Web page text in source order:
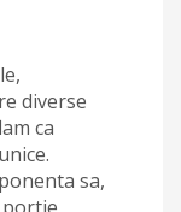
diverse
ca
sa,